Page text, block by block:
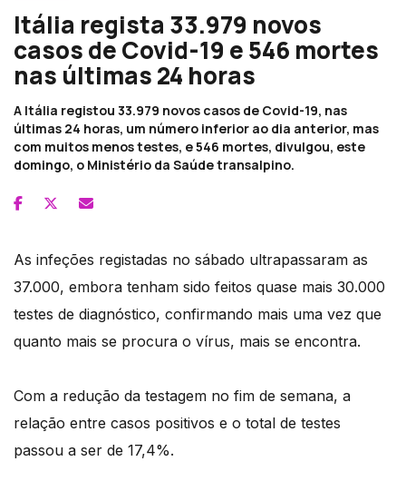
Itália regista 33.979 novos
casos de Covid-19 e 546 mortes
nas últimas 24 horas
A Itália registou 33.979 novos casos de Covid-19, nas
últimas 24 horas, um número inferior ao dia anterior, mas
com muitos menos testes, e 546 mortes, divulgou, este
domingo, o Ministério da Saúde transalpino.
As infeções registadas no sábado ultrapassaram as
37.000, embora tenham sido feitos quase mais 30.000
testes de diagnóstico, confirmando mais uma vez que
quanto mais se procura o vírus, mais se encontra.
Com a redução da testagem no fim de semana, a
relação entre casos positivos e o total de testes
passou a ser de 17,4%.